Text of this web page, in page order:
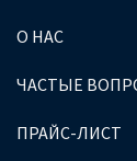
О НАС
ЧАСТЫЕ
ПРАЙС-ЛИСТ